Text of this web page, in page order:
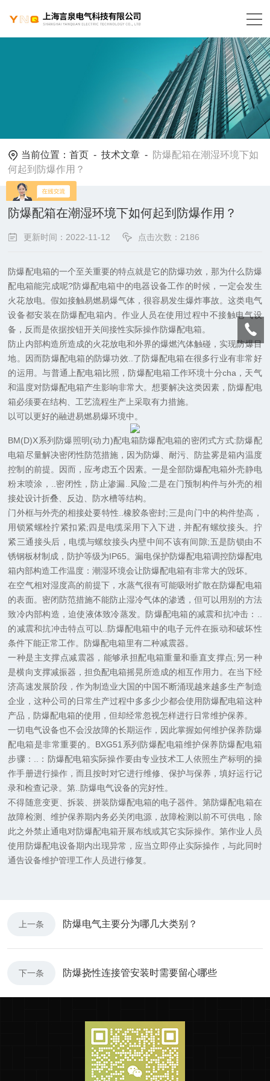
当前位置：首页 -技术文章 - 防爆配箱在潮湿环境下如
何起到防爆作用？
防爆配箱在潮湿环境下如何起到防爆作用？
更新时间：2022-11-12 点击次数：2186
防爆配电箱的一个至关重要的特点就是它的防爆功效，那为什么防爆
配电箱能完成呢?防爆配电箱中的电器设备工作的时候，一定会发生
火花放电。假如接触易燃易爆气体，很容易发生爆炸事故。这类电气
设备都安装在防爆配电箱内。作业人员在使用过程中不接触电气设
备，反而是依据按钮开关间接性实际操作防爆配电箱。
防止内部构造所造成的火花放电和外界的爆燃汽体触碰，实现防爆目
地。因而防爆配电箱的防爆功效..了防爆配电箱在很多行业有非常好
的运用。与普通上配电箱比照，防爆配电箱工作环境十分cha，天气
和温度对防爆配电箱产生影响非常大。想要解决这类因素，防爆配电
箱必须要在结构、工艺流程生产上采取有力措施。
以可以更好的融进易燃易爆环境中。
BM(D)X系列防爆照明(动力)配电箱防爆配电箱的密闭式方式:防爆配
电箱尽量解决密闭性防范措施，因为防爆、耐污、防盐雾是箱内温度
控制的前提。因而，应考虑五个因素。一是全部防爆配电箱外壳静电
粉末喷涂，..密闭性，防止渗漏..风险;二是在门预制构件与外壳的相
接处设计折叠、反边、防水槽等结构。
门外框与外壳的相接处要特性..橡胶条密封;三是向门中的构件垫高，
用锁紧螺栓拧紧扣紧;四是电缆采用下入下进，并配有螺纹接头。拧
紧三通接头后，电缆与螺纹接头内壁中间不该有间隙;五是防锁由不
锈钢板材制成，防护等级为IP65。漏电保护防爆配电箱调控防爆配电
箱内部构造工作温度：潮湿环境会让防爆配电箱有非常大的毁坏。
在空气相对湿度高的前提下，水蒸气很有可能吸咐扩散在防爆配电箱
的表面。密闭防范措施不能防止湿冷气体的渗透，但可以用别的方法
致冷内部构造，迫使液体致冷蒸发。防爆配电箱的减震和抗冲击：..
的减震和抗冲击特点可以..防爆配电箱中的电子元件在振动和破坏性
条件下能正常工作。防爆配电箱里有二种减震器。
一种是主支撑点减震器，能够承担配电箱重量和垂直支撑点;另一种
是横向支撑减振器，担负配电箱摇晃所造成的相互作用力。在当下经
济高速发展阶段，作为制造业大国的中国不断涌现越来越多生产制造
企业，这种公司的日常生产过程中多多少少都会使用防爆配电箱这种
产品，防爆配电箱的使用，但却经常忽视怎样进行日常维护保养。
一切电气设备也不会没故障的长期运作，因此掌握如何维护保养防爆
配电箱是非常重要的。BXG51系列防爆配电箱维护保养防爆配电箱
步骤：..：防爆配电箱实际操作要由专业技术工人依照生产标明的操
作手册进行操作，而且按时对它进行维修、保护与保养，填好运行记
录和检查记录。第..防爆电气设备的完好性。
不得随意变更、拆装、拼装防爆配电箱的电子器件。第防爆配电箱在
故障检测、维护保养期内务必关闭电源，故障检测以前不可供电，除
此之外禁止通电对防爆配电箱开展布线或其它实际操作。第作业人员
使用防爆配电设备期内出现异常，应当立即停止实际操作，与此同时
通告设备维护管理工作人员进行修复。
上一条 防爆电气主要分为哪几大类别？
下一条 防爆挠性连接管安装时需要留心哪些